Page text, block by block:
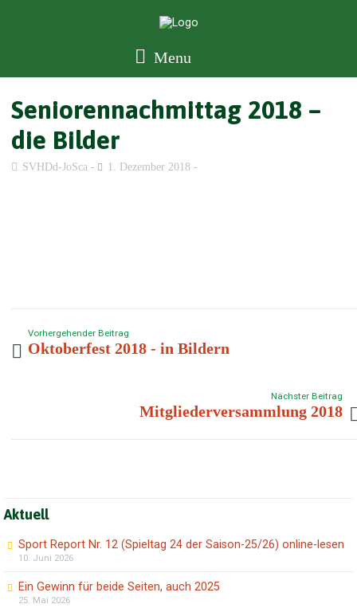
Menu
Seniorennachmittag 2018 –
die Bilder
SVHDd-JoSca 1. Dezember 2018
Vorhergehender Beitrag
Oktoberfest 2018 - in Bildern
Nächster Beitrag
Mitgliederversammlung 2018
Aktuell
Sport Report Nr. 12 (Spieltag 24 der Saison-25/26) online-lesen
10. Juni 2026
Ein Gewinn für beide Seiten, auch 2025
25. Mai 2026